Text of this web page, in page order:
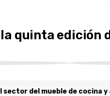
quinta edición
del mueble de cocina